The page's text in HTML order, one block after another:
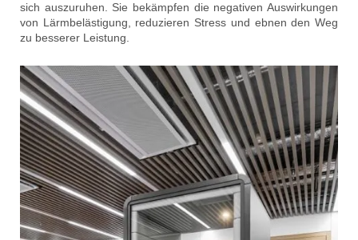
sich auszuruhen. Sie bekämpfen die negativen Auswirkungen
von Lärmbelästigung, reduzieren Stress und ebnen den Weg
zu besserer Leistung.